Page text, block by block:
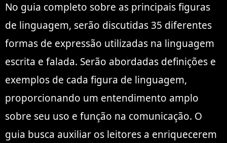
No guia completo sobre as principais figuras
de linguagem, serão discutidas 35 diferentes
formas de expressão utilizadas na linguagem
escrita e falada. Serão abordadas definições e
exemplos de cada figura de linguagem,
proporcionando um entendimento amplo
sobre seu uso e função na comunicação. O
guia busca auxiliar os leitores a enriquecerem